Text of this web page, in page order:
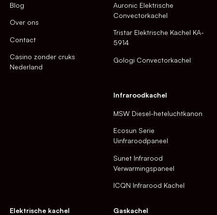
Blog
Over ons
Contact
Casino zonder cruks
Nederland
Auronic Elektrische
Convectorkachel
Tristar Elektrische Kachel KA-
5914
Gologi Convectorkachel
Infraroodkachel
MSW Diesel-heteluchtkanon
Ecosun Serie
Uinfraroodpaneel
Sunet Infrarood
Verwarmingspaneel
ICQN Infrarood Kachel
Elektrische kachel Gaskachel